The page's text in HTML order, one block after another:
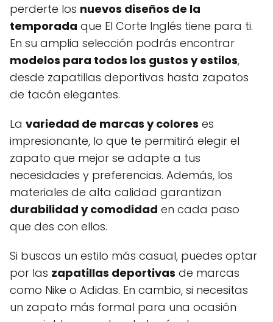
perderte los nuevos diseños de la
temporada que El Corte Inglés tiene para ti.
En su amplia selección podrás encontrar
modelos para todos los gustos y estilos,
desde zapatillas deportivas hasta zapatos
de tacón elegantes.
La variedad de marcas y colores es
impresionante, lo que te permitirá elegir el
zapato que mejor se adapte a tus
necesidades y preferencias. Además, los
materiales de alta calidad garantizan
durabilidad y comodidad en cada paso
que des con ellos.
Si buscas un estilo más casual, puedes optar
por las zapatillas deportivas de marcas
como Nike o Adidas. En cambio, si necesitas
un zapato más formal para una ocasión